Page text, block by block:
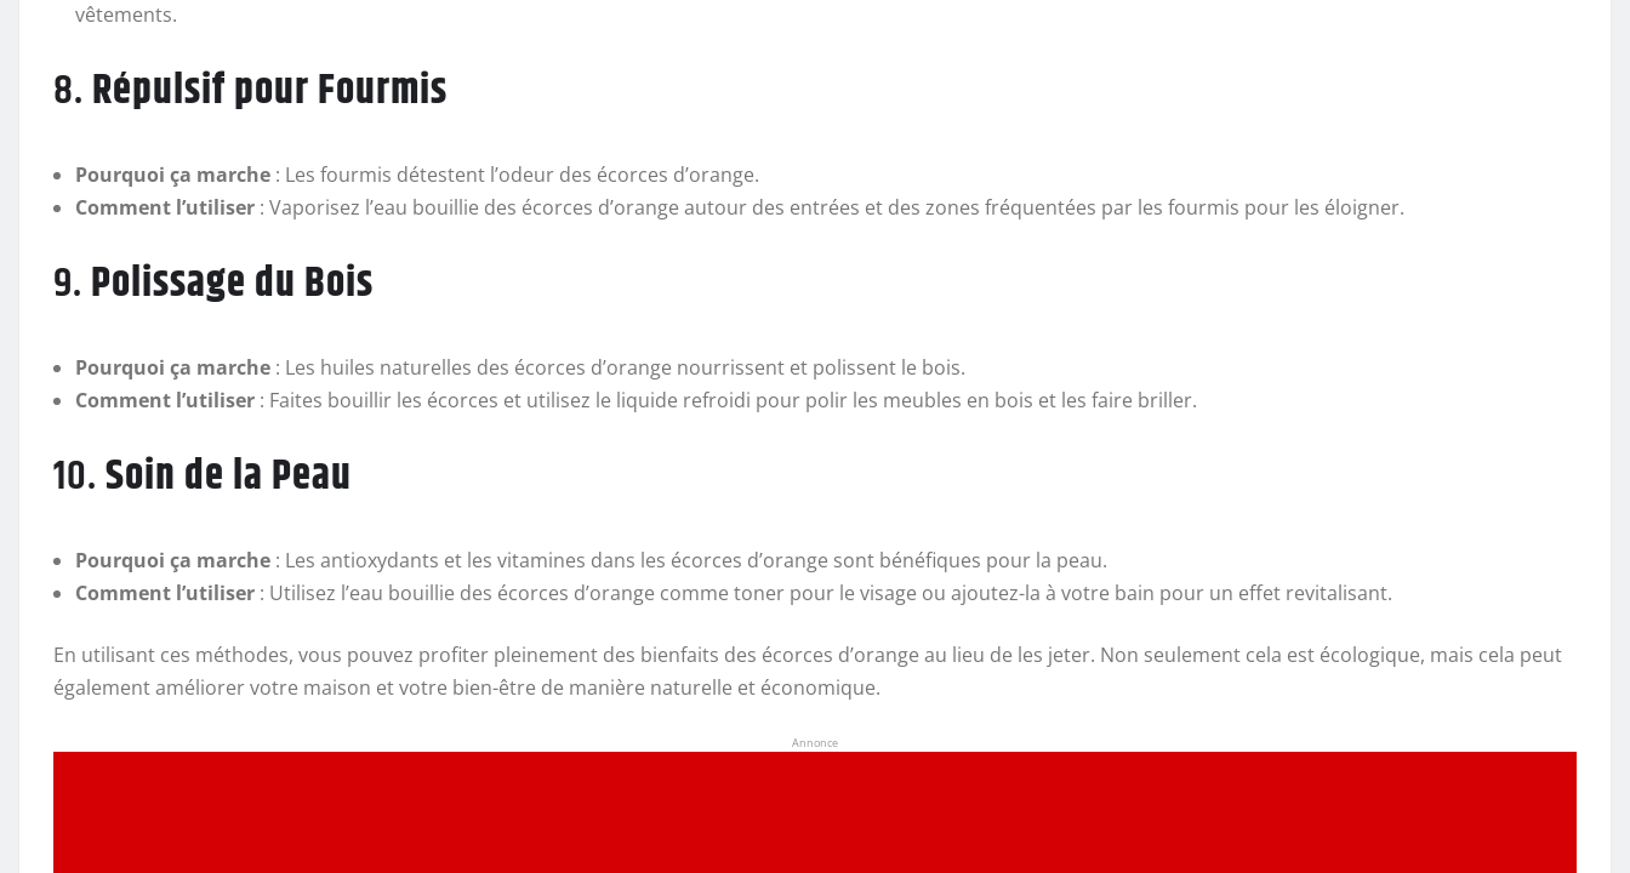
vêtements.
8.Répulsif pour Fourmis
Pourquoi ça marche : Les fourmis détestent l’odeur des écorces d’orange.
Comment l’utiliser : Vaporisez l’eau bouillie des écorces d’orange autour des entrées et des zones fréquentées par les fourmis pour les éloigner.
9.Polissage du Bois
Pourquoi ça marche : Les huiles naturelles des écorces d’orange nourrissent et polissent le bois.
Comment l’utiliser : Faites bouillir les écorces et utilisez le liquide refroidi pour polir les meubles en bois et les faire briller.
10.Soin de la Peau
Pourquoi ça marche : Les antioxydants et les vitamines dans les écorces d’orange sont bénéfiques pour la peau.
Comment l’utiliser : Utilisez l’eau bouillie des écorces d’orange comme toner pour le visage ou ajoutez-la à votre bain pour un effet revitalisant.
En utilisant ces méthodes, vous pouvez profiter pleinement des bienfaits des écorces d’orange au lieu de les jeter. Non seulement cela est écologique, mais cela peut
également améliorer votre maison et votre bien-être de manière naturelle et économique.
Annonce